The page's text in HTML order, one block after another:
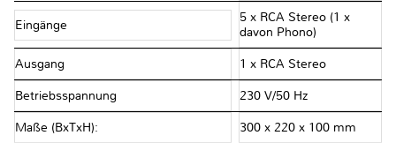
Eingänge
5 x RCA Stereo (1 x
davon Phono)
Ausgang 1 x RCA Stereo
Betriebsspannung 230 V/50 Hz
Maße (BxTxH): 300 x 220 x 100 mm